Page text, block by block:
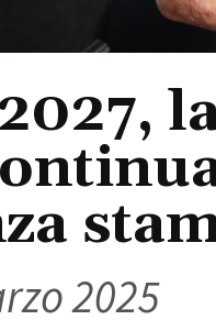
2025